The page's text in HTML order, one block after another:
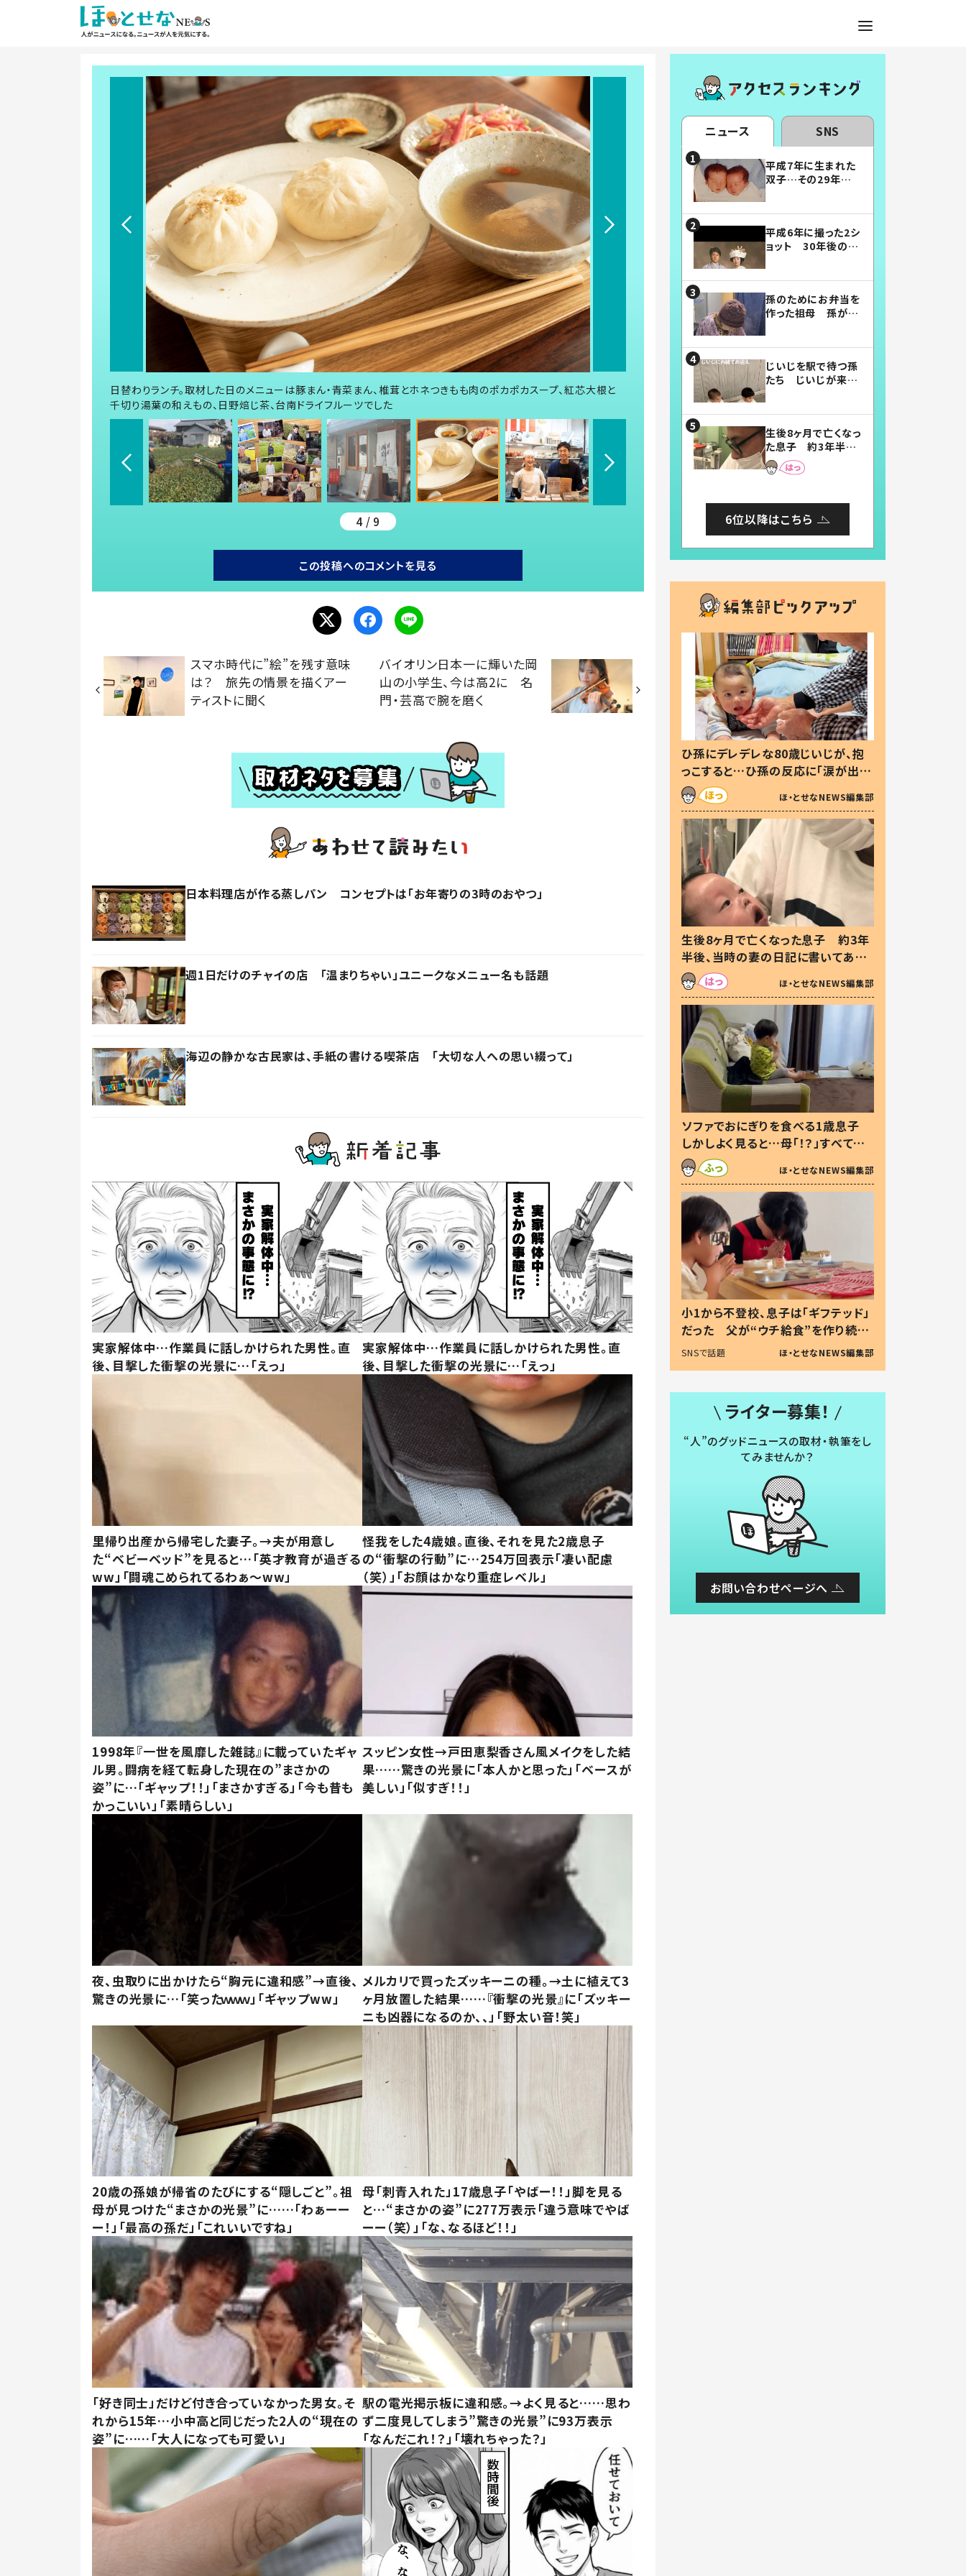
日替わりランチ。取材した日のメニューは豚まん・青菜まん、椎茸とホネつきもも肉のポカポカスープ、紅芯大根と
千切り湯葉の和えもの、日野焙じ茶、台南ドライフルーツでした
4 / 9
この投稿へのコメントを見る
スマホ時代に”絵”を残す意味
は？ 旅先の情景を描くアー
ティストに聞く
バイオリン日本一に輝いた岡
山の小学生、今は高2に 名
門・芸高で腕を磨く
日本料理店が作る蒸しパン コンセプトは「お年寄りの3時のおやつ」
週1日だけのチャイの店 「温まりちゃい」ユニークなメニュー名も話題
海辺の静かな古民家は、手紙の書ける喫茶店 「大切な人への思い綴って」
実家解体中…作業員に話しかけられた男性。直
後、目撃した衝撃の光景に…「えっ」
実家解体中…作業員に話しかけられた男性。直
後、目撃した衝撃の光景に…「えっ」
里帰り出産から帰宅した妻子。→夫が用意し
た“ベビーベッド”を見ると…「英才教育が過ぎる
ww」「闘魂こめられてるわぁ～ww」
怪我をした4歳娘。直後、それを見た2歳息子
の“衝撃の行動”に…254万回表示「凄い配慮
（笑）」「お顔はかなり重症レベル」
1998年『一世を風靡した雑誌』に載っていたギャ
ル男。闘病を経て転身した現在の”まさかの
姿”に…「ギャップ！！」「まさかすぎる」「今も昔も
かっこいい」「素晴らしい」
スッピン女性→戸田恵梨香さん風メイクをした結
果……驚きの光景に「本人かと思った」「ベースが
美しい」「似すぎ！！」
夜、虫取りに出かけたら“胸元に違和感”→直後、
驚きの光景に…「笑ったｗｗｗ」「ギャップww」
メルカリで買ったズッキーニの種。→土に植えて3
ヶ月放置した結果……『衝撃の光景』に「ズッキー
ニも凶器になるのか、、」「野太い音！笑」
20歳の孫娘が帰省のたびにする“隠しごと”。祖
母が見つけた“まさかの光景”に……「わぁーー
ー！」「最高の孫だ」「これいいですね」
母「刺青入れた」17歳息子「やばー！！」脚を見る
と…“まさかの姿”に277万表示「違う意味でやば
ーー（笑）」「な、なるほど！！」
「好き同士」だけど付き合っていなかった男女。そ
れから15年…小中高と同じだった2人の“現在の
姿”に……「大人になっても可愛い」
駅の電光掲示板に違和感。→よく見ると……思わ
ず二度見してしまう”驚きの光景”に93万表示
「なんだこれ！？」「壊れちゃった？」
ニュース SNS
平成7年に生まれた
双子…その29年後
平成6年に撮った2シ
ョット 30年後の姿
孫のためにお弁当を
作った祖母 孫が絶
じいじを駅で待つ孫
たち じいじが来た
まらない」「幸せにな
れる」
生後8ヶ月で亡くなっ
た息子 約3年半
後、当時の妻の日記
に書いてあった本音
6位以降はこちら
ひ孫にデレデレな80歳じいじが、抱
っこすると…ひ孫の反応に「涙が出ま
した」「可愛くて仕方ない」
ほ・とせなNEWS編集部
生後8ヶ月で亡くなった息子 約3年
半後、当時の妻の日記に書いてあっ
た本音とは
ほ・とせなNEWS編集部
ソファでおにぎりを食べる1歳息子
しかしよく見ると…母「！？」すべてを
察した母の投稿に「可愛いから許
す！」「現行犯〜」
ほ・とせなNEWS編集部
小1から不登校、息子は「ギフテッド」
だった 父が“ウチ給食”を作り続け
る理由とは #令和の親 #令和の子
SNSで話題 ほ・とせなNEWS編集部
ライター募集！
“人”のグッドニュースの取材・執筆をし
てみませんか？
お問い合わせページへ